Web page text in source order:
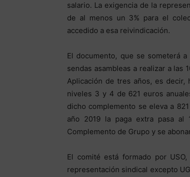
salario. La exigencia de la
de al menos un 3% para el
accedido a esa reivindicación.
El documento, que se someterá
sendas asambleas a realizar a las
Aplicación de tres años, es decir,
niveles 3 y 4 de 621 euros
dicho complemento se eleva a
año 2019 la paga extra pasa al
Complemento de Grupo y se
El comité está formado por
representación sindical excepto